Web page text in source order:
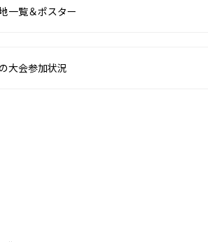
一覧＆ポスター
大会参加状況